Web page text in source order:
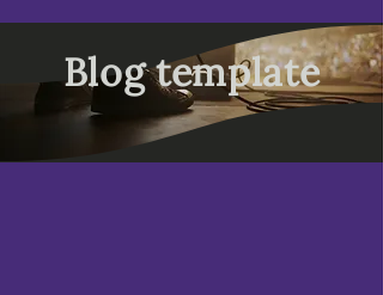
Blog template